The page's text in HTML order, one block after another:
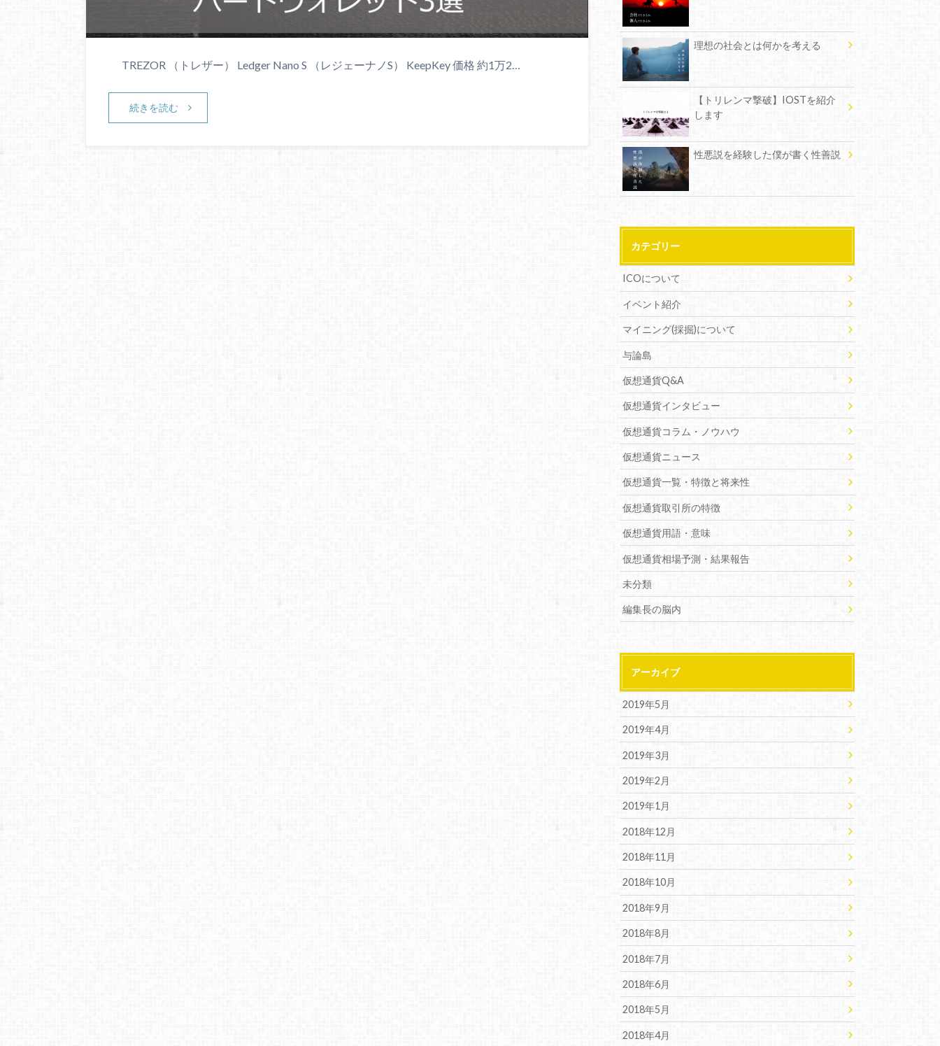
TREZOR （トレザー） Ledger Nano S （レジェーナノS） KeepKey 価格 約1万2…
続きを読む
理想の社会とは何かを考える
【トリレンマ撃破】IOSTを紹介
します
性悪説を経験した僕が書く性善説
カテゴリー
ICOについて
イベント紹介
マイニング(採掘)について
与論島
仮想通貨Q&A
仮想通貨インタビュー
仮想通貨コラム・ノウハウ
仮想通貨ニュース
仮想通貨一覧・特徴と将来性
仮想通貨取引所の特徴
仮想通貨用語・意味
仮想通貨相場予測・結果報告
未分類
編集長の脳内
アーカイブ
2019年5月
2019年4月
2019年3月
2019年2月
2019年1月
2018年12月
2018年11月
2018年10月
2018年9月
2018年8月
2018年7月
2018年6月
2018年5月
2018年4月